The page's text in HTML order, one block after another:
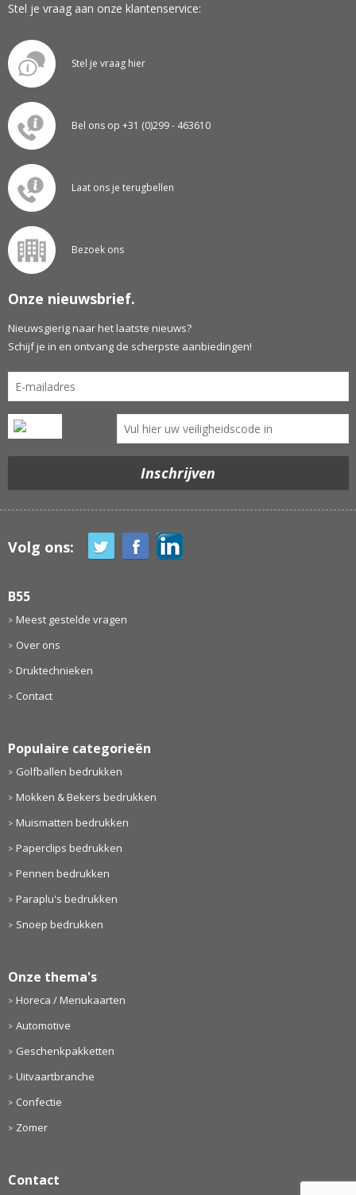
Stel je vraag aan onze klantenservice:
Stel je vraag hier
Bel ons op +31 (0)299 - 463610
Laat ons je terugbellen
Bezoek ons
Onze nieuwsbrief.
Nieuwsgierig naar het laatste nieuws?
Schijf je in en ontvang de scherpste aanbiedingen!
Volg ons:
B55
Meest gestelde vragen
Over ons
Druktechnieken
Contact
Populaire categorieën
Golfballen bedrukken
Mokken & Bekers bedrukken
Muismatten bedrukken
Paperclips bedrukken
Pennen bedrukken
Paraplu's bedrukken
Snoep bedrukken
Onze thema's
Horeca / Menukaarten
Automotive
Geschenkpakketten
Uitvaartbranche
Confectie
Zomer
Contact